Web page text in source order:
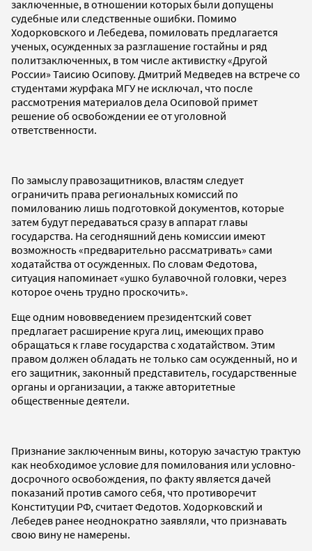
заключенные, в отношении которых были допущены
судебные или следственные ошибки. Помимо
Ходорковского и Лебедева, помиловать предлагается
ученых, осужденных за разглашение гостайны и ряд
политзаключенных, в том числе активистку «Другой
России» Таисию Осипову. Дмитрий Медведев на встрече со
студентами журфака МГУ не исключал, что после
рассмотрения материалов дела Осиповой примет
решение об освобождении ее от уголовной
ответственности.
По замыслу правозащитников, властям следует
ограничить права региональных комиссий по
помилованию лишь подготовкой документов, которые
затем будут передаваться сразу в аппарат главы
государства. На сегодняшний день комиссии имеют
возможность «предварительно рассматривать» сами
ходатайства от осужденных. По словам Федотова,
ситуация напоминает «ушко булавочной головки, через
которое очень трудно проскочить».
Еще одним нововведением президентский совет
предлагает расширение круга лиц, имеющих право
обращаться к главе государства с ходатайством. Этим
правом должен обладать не только сам осужденный, но и
его защитник, законный представитель, государственные
органы и организации, а также авторитетные
общественные деятели.
Признание заключенным вины, которую зачастую трактую
как необходимое условие для помилования или условно-
досрочного освобождения, по факту является дачей
показаний против самого себя, что противоречит
Конституции РФ, считает Федотов. Ходорковский и
Лебедев ранее неоднократно заявляли, что признавать
свою вину не намерены.